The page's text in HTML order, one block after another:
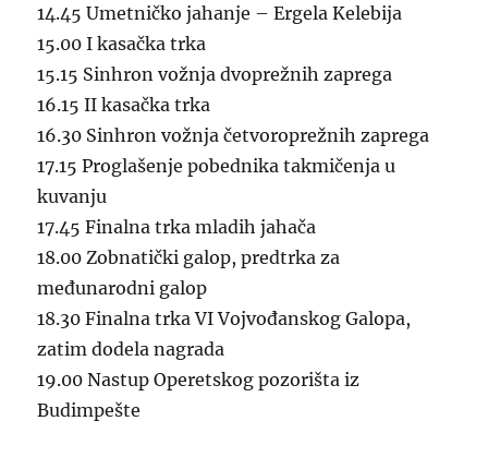
14.45 Umetničko jahanje – Ergela Kelebija
15.00 I kasačka trka
15.15 Sinhron vožnja dvoprežnih zaprega
16.15 II kasačka trka
16.30 Sinhron vožnja četvoroprežnih zaprega
17.15 Proglašenje pobednika takmičenja u
kuvanju
17.45 Finalna trka mladih jahača
18.00 Zobnatički galop, predtrka za
međunarodni galop
18.30 Finalna trka VI Vojvođanskog Galopa,
zatim dodela nagrada
19.00 Nastup Operetskog pozorišta iz
Budimpešte